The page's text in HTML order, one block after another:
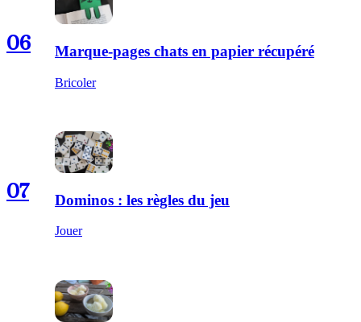
06 Marque-pages chats en papier récupéré
Bricoler
07 Dominos : les règles du jeu
Jouer